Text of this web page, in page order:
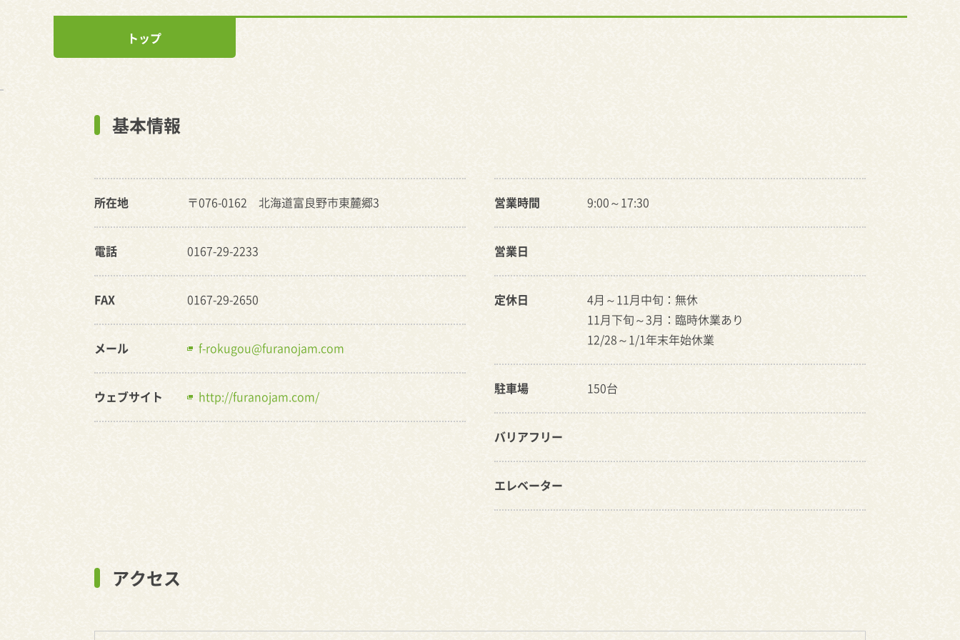
トップ
基本情報
所在地 〒076-0162 北海道富良野市東麓郷3
電話 0167-29-2233
FAX 0167-29-2650
メール f-rokugou@furanojam.com
ウェブサイト http://furanojam.com/
営業時間 9:00～17:30
営業日
定休日
4月～11月中旬：無休
11月下旬～3月：臨時休業あり
12/28～1/1年末年始休業
駐車場 150台
バリアフリー
エレベーター
アクセス